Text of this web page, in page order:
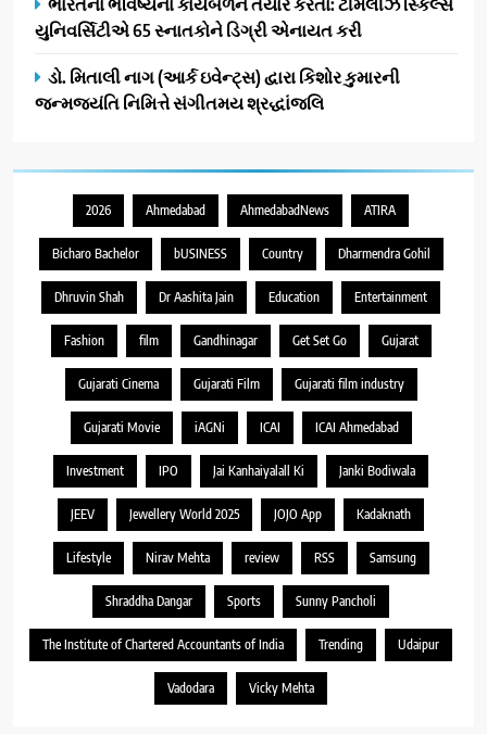
યુનિવર્સિટીએ 65 સ્નાતકોને ડિગ્રી એનાયત કરી
ડો. મિતાલી નાગ (આર્ક ઇવેન્ટ્સ) દ્વારા કિશોર કુમારની
જન્મજયંતિ નિમિત્તે સંગીતમય શ્રદ્ધાંજલિ
2026 Ahmedabad AhmedabadNews ATIRA
Bicharo Bachelor bUSINESS Country Dharmendra Gohil
Dhruvin Shah Dr Aashita Jain Education Entertainment
Fashion film Gandhinagar Get Set Go Gujarat
Gujarati Cinema Gujarati Film Gujarati film industry
Gujarati Movie iAGNi ICAI ICAI Ahmedabad
Investment IPO Jai Kanhaiyalall Ki Janki Bodiwala
JEEV Jewellery World 2025 JOJO App Kadaknath
Lifestyle Nirav Mehta review RSS Samsung
Shraddha Dangar Sports Sunny Pancholi
The Institute of Chartered Accountants of India Trending Udaipur
Vadodara Vicky Mehta